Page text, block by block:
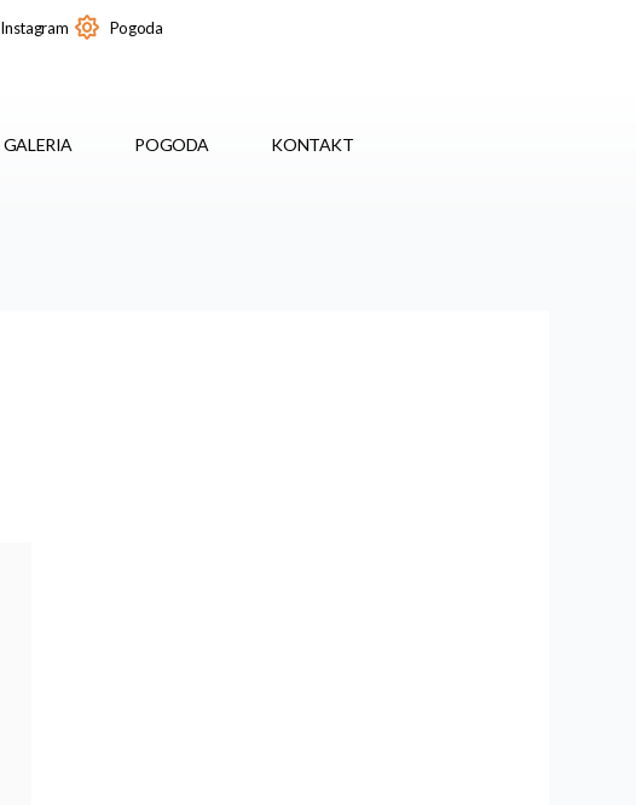
Instagram Pogoda
GALERIA POGODA KONTAKT